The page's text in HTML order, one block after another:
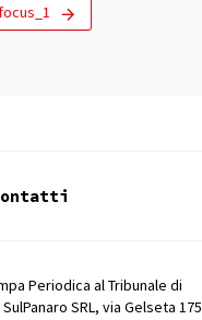
Periodica al Tribunale di
SRL, via Gelseta 175